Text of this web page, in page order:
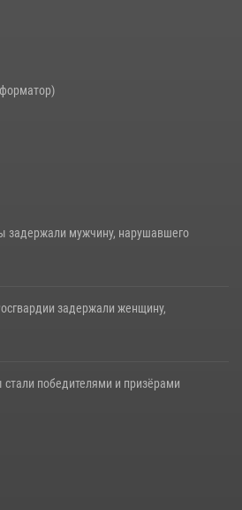
задержали женщину, пытавшуюся
задержали мужчину, нарушавшего
задержали женщину,
победителями и призёрами